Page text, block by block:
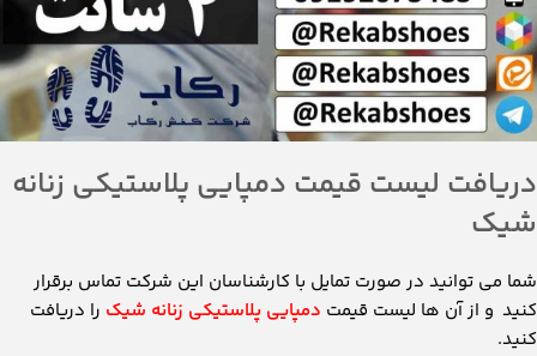
دریافت لیست قیمت دمپایی پلاستیکی زنانه
شیک
شما می توانید در صورت تمایل با کارشناسان این شرکت تماس برقرار
کنید و از آن ها لیست قیمت دمپایی پلاستیکی زنانه شیک را دریافت
کنید.